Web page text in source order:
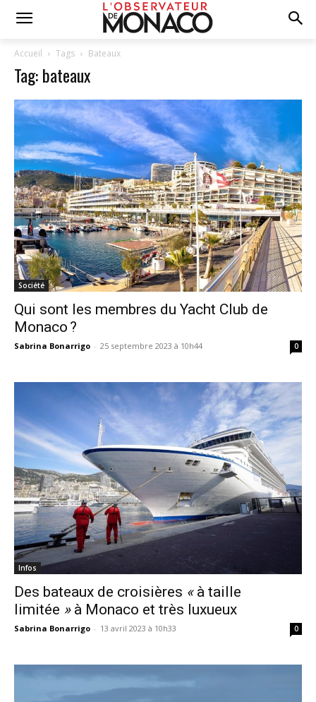
Accueil Tags Bateaux
Tag: bateaux
Société
Qui sont les membres du Yacht Club de
Monaco ?
Sabrina Bonarrigo - 25 septembre 2023 à 10h44 0
Infos
Des bateaux de croisières « à taille
limitée »à Monaco et très luxueux
Sabrina Bonarrigo - 13 avril 2023 à 10h33 0